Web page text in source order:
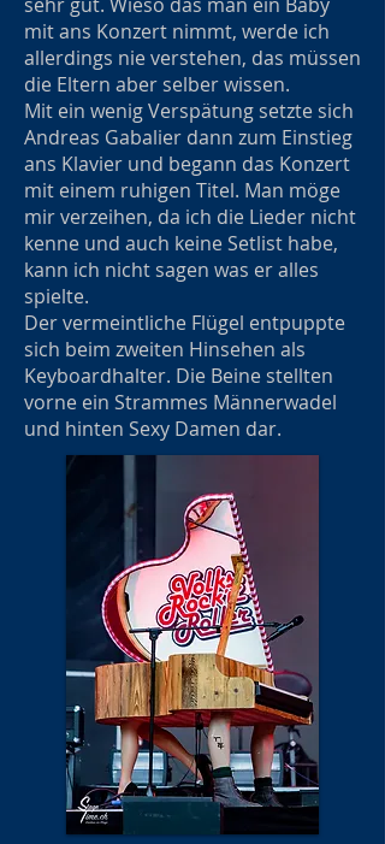
mit ans Konzert nimmt, werde ich
allerdings nie verstehen, das müssen
die Eltern aber selber wissen.
Mit ein wenig Verspätung setzte sich
Andreas Gabalier dann zum Einstieg
ans Klavier und begann das Konzert
mit einem ruhigen Titel. Man möge
mir verzeihen, da ich die Lieder nicht
kenne und auch keine Setlist habe,
kann ich nicht sagen was er alles
spielte.
Der vermeintliche Flügel entpuppte
sich beim zweiten Hinsehen als
Keyboardhalter. Die Beine stellten
vorne ein Strammes Männerwadel
und hinten Sexy Damen dar.